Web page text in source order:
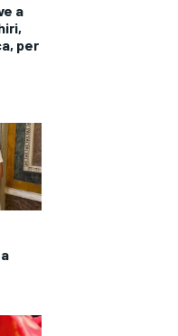
a
per